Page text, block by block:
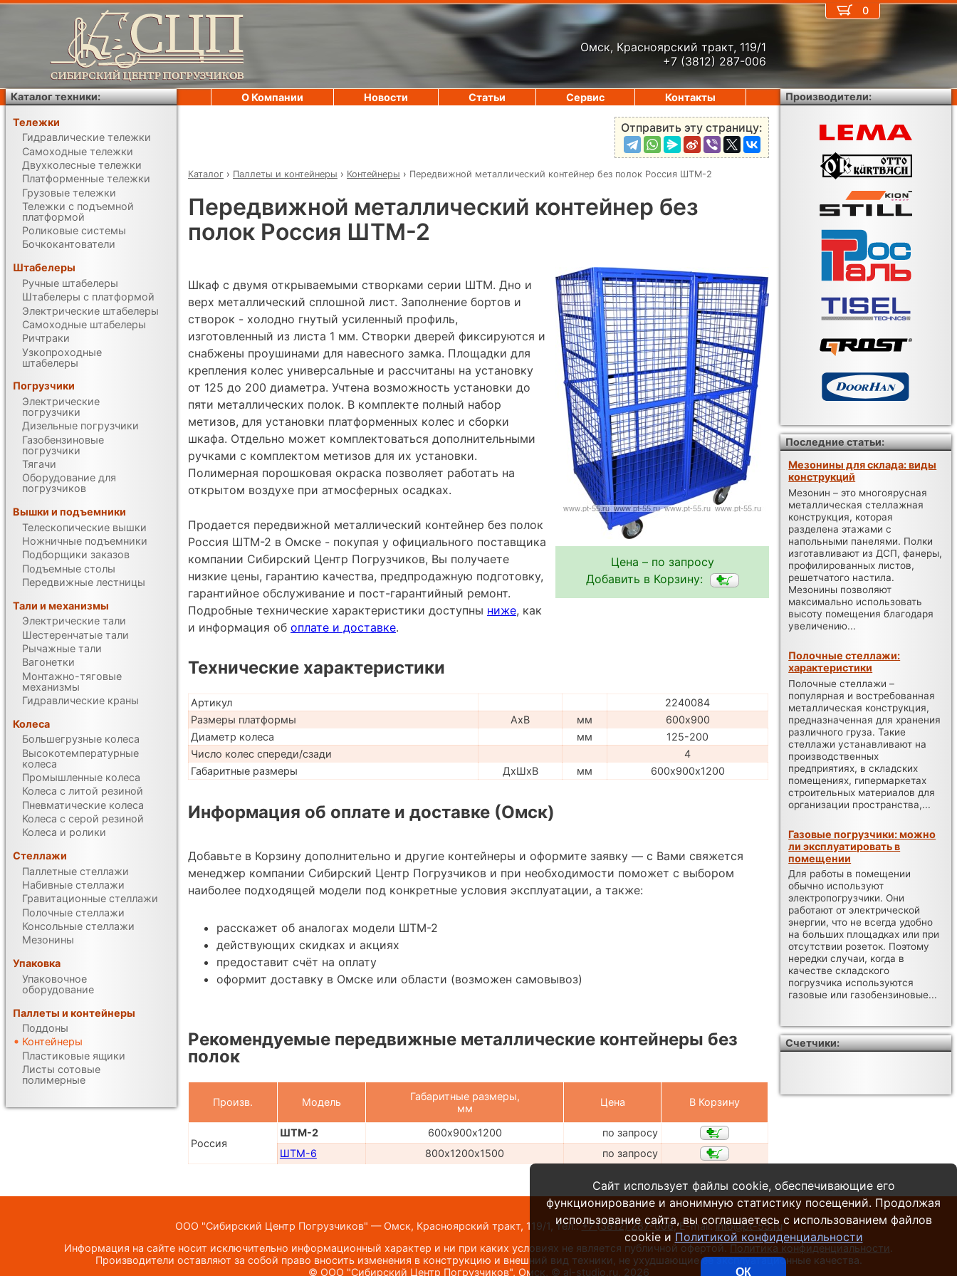
Омск, Красноярский тракт, 119/1
+7 (3812) 287-006
Отправить эту страницу:
Каталог › Паллеты и контейнеры › Контейнеры › Передвижной металлический контейнер без полок Россия ШТМ-2
Передвижной металлический контейнер без
полок Россия ШТМ-2
Цена – по запросу
Добавить в Корзину:
Шкаф с двумя открываемыми створками серии ШТМ. Дно и
верх металлический сплошной лист. Заполнение бортов и
створок - холодно гнутый усиленный профиль,
изготовленный из листа 1 мм. Створки дверей фиксируются и
снабжены проушинами для навесного замка. Площадки для
крепления колес универсальные и рассчитаны на установку
от 125 до 200 диаметра. Учтена возможность установки до
пяти металлических полок. В комплекте полный набор
метизов, для установки платформенных колес и сборки
шкафа. Отдельно может комплектоваться дополнительными
ручками с комплектом метизов для их установки.
Полимерная порошковая окраска позволяет работать на
открытом воздухе при атмосферных осадках.
Продается передвижной металлический контейнер без полок
Россия ШТМ-2 в Омске - покупая у официального поставщика
компании Сибирский Центр Погрузчиков, Вы получаете
низкие цены, гарантию качества, предпродажную подготовку,
гарантийное обслуживание и пост-гарантийный ремонт.
Подробные технические характеристики доступны ниже, как
и информация об оплате и доставке.
Технические характеристики
Артикул
2240084
Размеры платформы
AxB мм
600х900
Диаметр колеса
мм
125-200
Число колес спереди/сзади
4
Габаритные размеры
ДхШхВ мм 600х900х1200
Информация об оплате и доставке (Омск)
Добавьте в Корзину дополнительно и другие контейнеры и оформите заявку — с Вами свяжется
менеджер компании Сибирский Центр Погрузчиков и при необходимости поможет с выбором
наиболее подходящей модели под конкретные условия эксплуатации, а также:
расскажет об аналогах модели ШТМ-2
действующих скидках и акциях
предоставит счёт на оплату
оформит доставку в Омске или области (возможен самовывоз)
Рекомендуемые передвижные металлические контейнеры без
полок
Произв. Модель
Габаритные размеры,
мм
Цена В Корзину
Россия
ШТМ-2 600х900х1200
по запросу
ШТМ-6
800х1200х1500 по запросу
0
О Компании Новости Статьи Сервис Контакты
Каталог техники:
Тележки
Гидравлические тележки
Самоходные тележки
Двухколесные тележки
Платформенные тележки
Грузовые тележки
Тележки с подъемной
платформой
Роликовые системы
Бочкокантователи
Штабелеры
Ручные штабелеры
Штабелеры с платформой
Электрические штабелеры
Самоходные штабелеры
Ричтраки
Узкопроходные
штабелеры
Погрузчики
Электрические
погрузчики
Дизельные погрузчики
Газобензиновые
погрузчики
Тягачи
Оборудование для
погрузчиков
Вышки и подъемники
Телескопические вышки
Ножничные подъемники
Подборщики заказов
Подъемные столы
Передвижные лестницы
Тали и механизмы
Электрические тали
Шестеренчатые тали
Рычажные тали
Вагонетки
Монтажно-тяговые
механизмы
Гидравлические краны
Колеса
Большегрузные колеса
Высокотемпературные
колеса
Промышленные колеса
Колеса с литой резиной
Пневматические колеса
Колеса с серой резиной
Колеса и ролики
Стеллажи
Паллетные стеллажи
Набивные стеллажи
Гравитационные стеллажи
Полочные стеллажи
Консольные стеллажи
Мезонины
Упаковка
Упаковочное
оборудование
Паллеты и контейнеры
Поддоны
Контейнеры
Пластиковые ящики
Листы сотовые
полимерные
Производители:
Последние статьи:
Мезонины для склада: виды
конструкций
Мезонин – это многоярусная
металлическая стеллажная
конструкция, которая
разделена этажами с
напольными панелями. Полки
изготавливают из ДСП, фанеры,
профилированных листов,
решетчатого настила.
Мезонины позволяют
максимально использовать
высоту помещения благодаря
увеличению...
Полочные стеллажи:
характеристики
Полочные стеллажи –
популярная и востребованная
металлическая конструкция,
предназначенная для хранения
различного груза. Такие
стеллажи устанавливают на
производственных
предприятиях, в складских
помещениях, гипермаркетах
строительных материалов для
организации пространства,...
Газовые погрузчики: можно
ли эксплуатировать в
помещении
Для работы в помещении
обычно используют
электропогрузчики. Они
работают от электрической
энергии, что не всегда удобно
на больших площадках или при
отсутствии розеток. Поэтому
нередки случаи, когда в
качестве складского
погрузчика используются
газовые или газобензиновые...
Счетчики:
ООО "Сибирский Центр Погрузчиков" — Омск, Красноярский тракт, 119/1, тел.:+7 (3812) 287-006,E-mail:info@pt-55.ru
Информация на сайте носит исключительно информационный характер и ни при каких условиях не является публичной офертой. Политика конфиденциальности
Производители оставляют за собой право вносить изменения в конструкцию и внешний вид техники, не ухудшающие ее эксплуатационные качества.
© ООО "Сибирский Центр Погрузчиков", Омск , © al-studio.ru , 2026
Сайт использует файлы cookie, обеспечивающие его
функционирование и анонимную статистику посещений. Продолжая
использование сайта, вы соглашаетесь с использованием файлов
cookie иПолитикой конфиденциальности
ОК